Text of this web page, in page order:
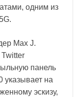
одним из
Max J.
Twitter
панель
указывает на
эскизу,